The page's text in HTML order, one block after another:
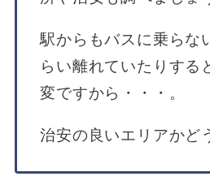
駅からもバスに乗らな
らい離れていたりする
変ですから・・・。
治安の良いエリアかど